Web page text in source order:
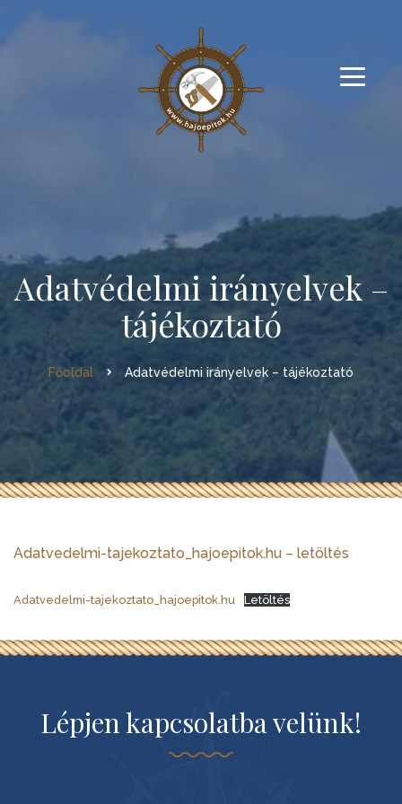
Adatvédelmi irányelvek –
tájékoztató
Főoldal Adatvédelmi irányelvek – tájékoztató
Adatvedelmi-tajekoztato_hajoepitok.hu – letöltés
Adatvedelmi-tajekoztato_hajoepitok.hu Letöltés
Lépjen kapcsolatba velünk!